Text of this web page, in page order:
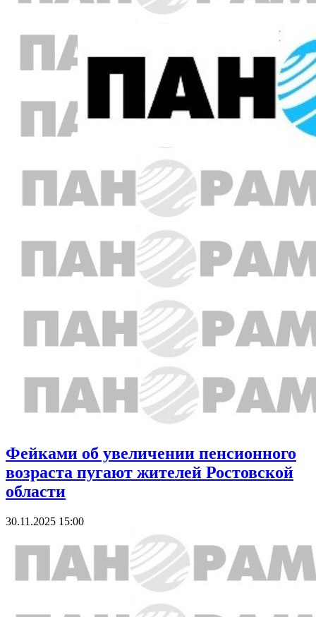
Фейками об увеличении пенсионного
возраста пугают жителей Ростовской
области
30.11.2025 15:00